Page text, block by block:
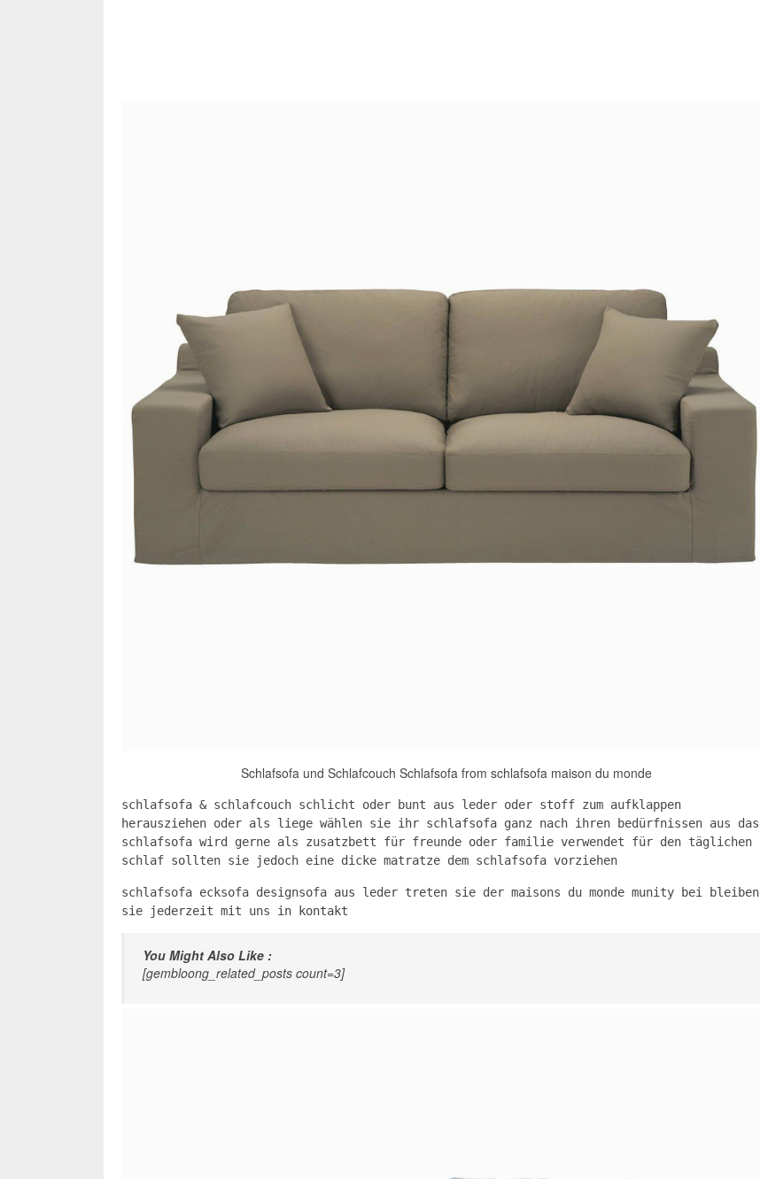
Schlafsofa und Schlafcouch Schlafsofa from schlafsofa maison du monde
schlafsofa & schlafcouch schlicht oder bunt aus leder oder stoff zum aufklappen
herausziehen oder als liege wählen sie ihr schlafsofa ganz nach ihren bedürfnissen aus das
schlafsofa wird gerne als zusatzbett für freunde oder familie verwendet für den täglichen
schlaf sollten sie jedoch eine dicke matratze dem schlafsofa vorziehen
schlafsofa ecksofa designsofa aus leder treten sie der maisons du monde munity bei bleiben
sie jederzeit mit uns in kontakt
You Might Also Like :
[gembloong_related_posts count=3]